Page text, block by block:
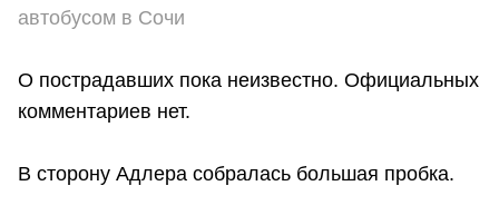
автобусом в Сочи
О пострадавших пока неизвестно. Официальных
комментариев нет.
В сторону Адлера собралась большая пробка.